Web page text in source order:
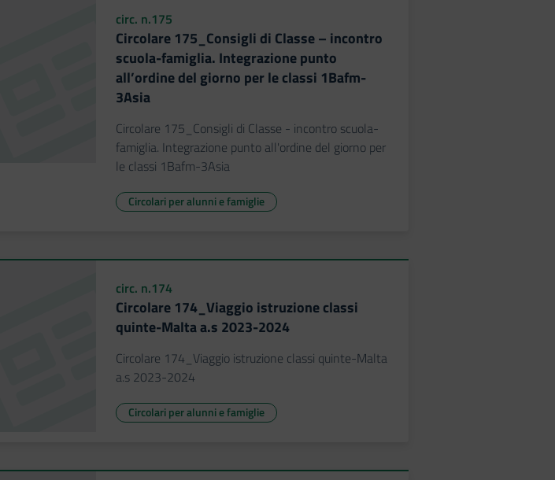
circ. n.175
Circolare 175_Consigli di Classe – incontro
scuola-famiglia. Integrazione punto
all’ordine del giorno per le classi 1Bafm-
3Asia
Circolare 175_Consigli di Classe - incontro scuola-
famiglia. Integrazione punto all'ordine del giorno per
le classi 1Bafm-3Asia
Circolari per alunni e famiglie
circ. n.174
Circolare 174_Viaggio istruzione classi
quinte-Malta a.s 2023-2024
Circolare 174_Viaggio istruzione classi quinte-Malta
a.s 2023-2024
Circolari per alunni e famiglie